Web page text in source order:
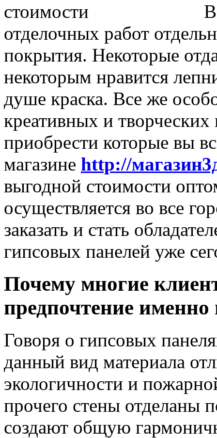
отделочных работ
покрытия. Некоторые
некоторым нравится
душе краска. Все же
креативных и
приобрести которые вы
магазине http://
выгодной стоимости
осуществляется во все
заказать и стать
гипсовых панелей уже
Почему многие
предпочтение
Говоря о гипсовых
данный вид материала
экологичности и
прочего стены отделаны
создают общую